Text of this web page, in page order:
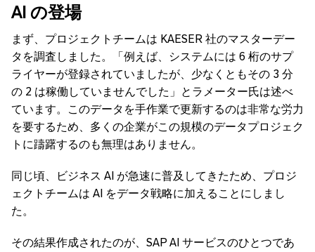
AI の登場
まず、プロジェクトチームは KAESER 社のマスターデー
タを調査しました。「例えば、システムには 6 桁のサプ
ライヤーが登録されていましたが、少なくともその 3 分
の 2 は稼働していませんでした」とラメーター氏は述べ
ています。このデータを手作業で更新するのは非常な労力
を要するため、多くの企業がこの規模のデータプロジェク
トに躊躇するのも無理はありません。
同じ頃、ビジネス AI が急速に普及してきたため、プロジ
ェクトチームは AI をデータ戦略に加えることにしまし
た。
その結果作成されたのが、SAP AI サービスのひとつであ